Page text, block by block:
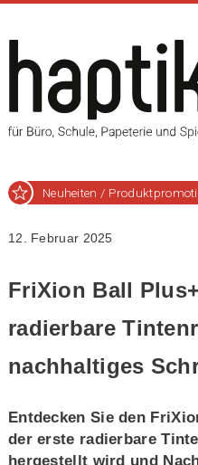
Neuheiten /
12. Februar 2025
FriXion Ball
radierbare
nachhaltiges
Entdecken Sie den
der erste radierbare
hergestellt wird und